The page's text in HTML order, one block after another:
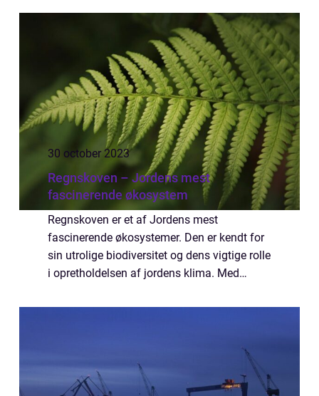
en begravelsesforretning...
30 october 2023
Regnskoven – Jordens mest
fascinerende økosystem
Regnskoven er et af Jordens mest
fascinerende økosystemer. Den er kendt for
sin utrolige biodiversitet og dens vigtige rolle
i opretholdelsen af jordens klima. Med
regnskoven udviklet sig til et k...